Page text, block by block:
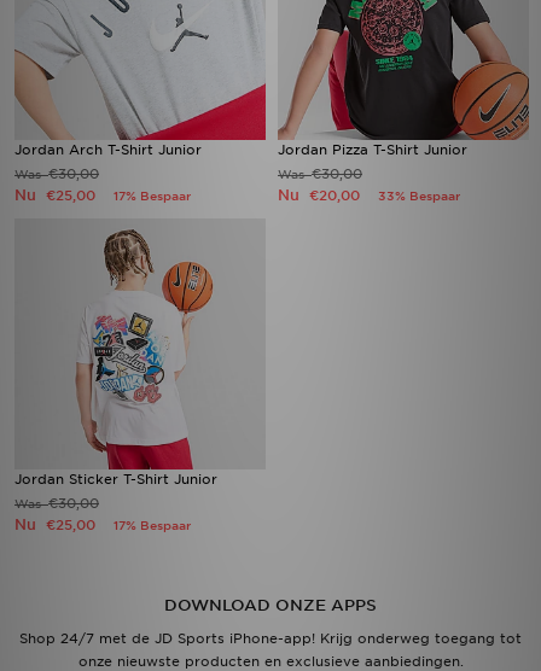
Jordan Arch T-Shirt Junior
Was€30,00
Nu €25,00 17% Bespaar
Jordan Pizza T-Shirt Junior
Was€30,00
Nu €20,00 33% Bespaar
Jordan Sticker T-Shirt Junior
Was€30,00
Nu €25,00 17% Bespaar
DOWNLOAD ONZE APPS
Shop 24/7 met de JD Sports iPhone-app! Krijg onderweg toegang tot
onze nieuwste producten en exclusieve aanbiedingen.